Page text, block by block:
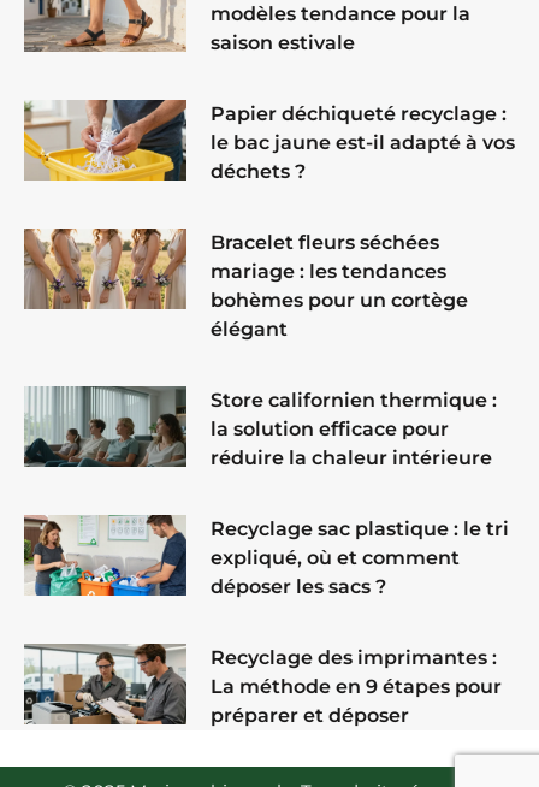
modèles tendance pour la
saison estivale
Papier déchiqueté recyclage :
le bac jaune est-il adapté à vos
déchets ?
Bracelet fleurs séchées
mariage : les tendances
bohèmes pour un cortège
élégant
Store californien thermique :
la solution efficace pour
réduire la chaleur intérieure
Recyclage sac plastique : le tri
expliqué, où et comment
déposer les sacs ?
Recyclage des imprimantes :
La méthode en 9 étapes pour
préparer et déposer